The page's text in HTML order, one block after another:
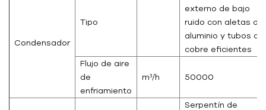
Condensador
Tipo
externo de bajo
ruido con aletas de
aluminio y tubos de
cobre eficientes
Flujo de aire
de
enfriamiento
m³/h 50000
Serpentín de